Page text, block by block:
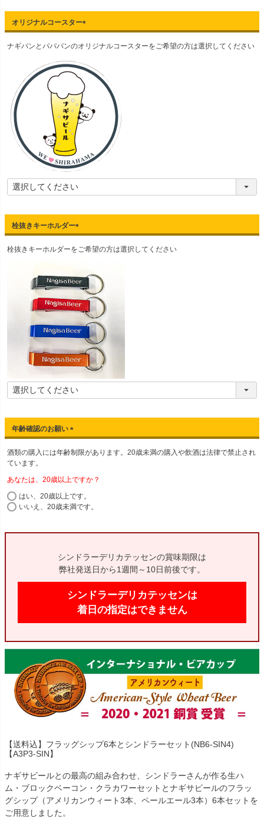
オリジナルコースター
(
必
)
ナギパンとパパパンのオリジナルコースターをご希望の方は選択してください
栓抜きキーホルダー
(
必
栓抜きキーホルダーをご希望の方は選択してください
年齢確認のお願い
(
必
酒類の購入には年齢制限があります。20歳未満の購入や飲酒は法律で禁止され
ています。
あなたは、20歳以上ですか？
はい、20歳以上です。
いいえ、20歳未満です。
シンドラーデリカテッセンの賞味期限は
弊社発送日から1週間～10日前後です。
シンドラーデリカテッセンは
着日の指定はできません
【送料込】フラッグシップ6本とシンドラーセット(NB6-SIN4)
【A3P3-SIN】
ナギサビールとの最高の組み合わせ、シンドラーさんが作る生ハ
ム・ブロックベーコン・クラカワーセットとナギサビールのフラッ
グシップ（アメリカンウィート3本、ペールエール3本）6本セットを
ご用意しました。